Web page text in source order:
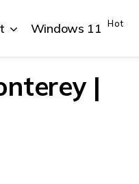
Windows 11 Hot
|